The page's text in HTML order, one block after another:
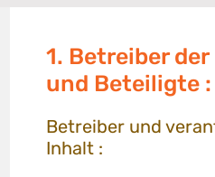
1. Betreiber
und Beteiligte :
Betreiber und
Inhalt :